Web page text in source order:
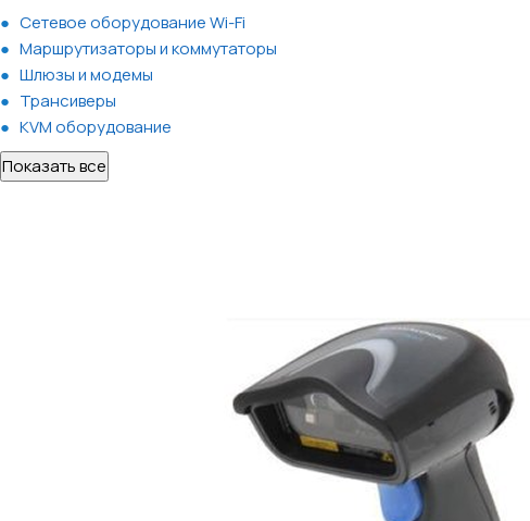
Сетевое оборудование Wi-Fi
Маршрутизаторы и коммутаторы
Шлюзы и модемы
Трансиверы
KVM оборудование
Показать все